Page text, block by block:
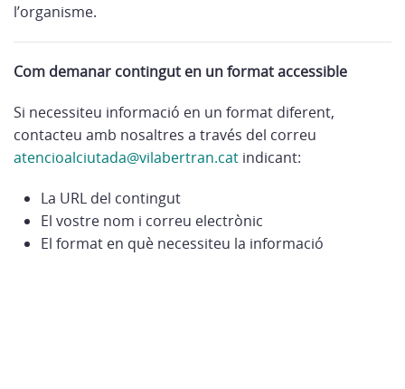
l’organisme.
Com demanar contingut en un format accessible
Si necessiteu informació en un format diferent,
contacteu amb nosaltres a través del correu
atencioalciutada@vilabertran.cat indicant:
La URL del contingut
El vostre nom i correu electrònic
El format en què necessiteu la informació